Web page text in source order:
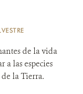
de la vida
a las especies
de la Tierra.